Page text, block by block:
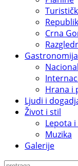
Crna
Gastronomija
Hrana i
Ljudi i
Život i stil
Lepota
Muzika
Galerije